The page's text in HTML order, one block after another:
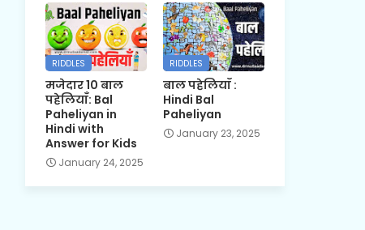
RIDDLES
मजेदार 10 बाल
पहेलियाँ: Bal
Paheliyan in
Hindi with
Answer for Kids
January 24, 2025
RIDDLES
बाल पहेलियाँ :
Hindi Bal
Paheliyan
January 23, 2025